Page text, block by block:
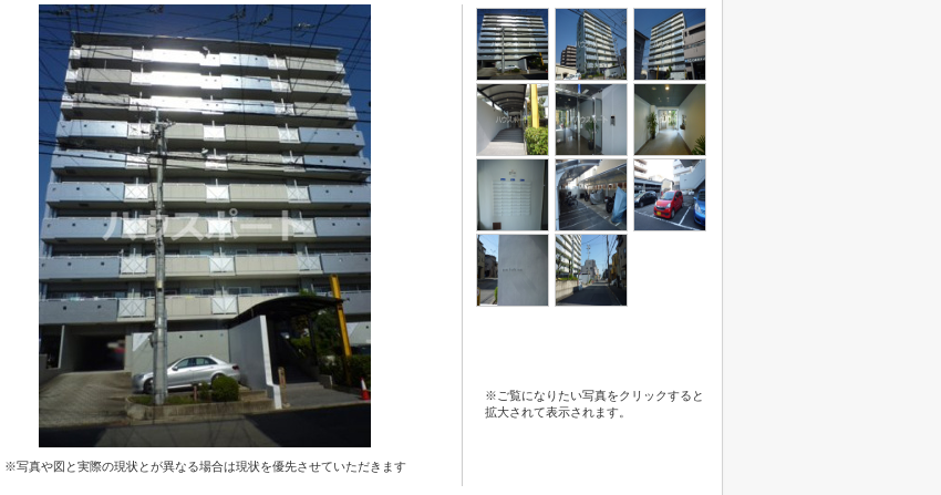
※写真や図と実際の現状とが異なる場合は現状を優先させていただきます
※ご覧になりたい写真をクリックすると
拡大されて表示されます。